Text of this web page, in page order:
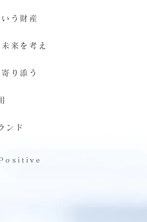
う財産
来を考え
寄り添う
ンド